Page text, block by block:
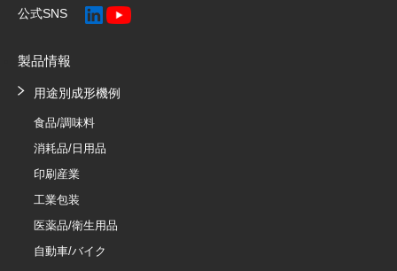
製品情報
用途別成形機例
食品/調味料
消耗品/日用品
印刷産業
工業包装
医薬品/衛生用品
自動車/バイク
公式SNS